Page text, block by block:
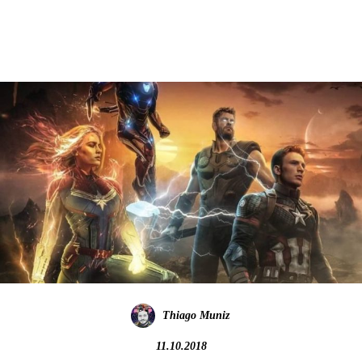
Thiago Muniz
11.10.2018